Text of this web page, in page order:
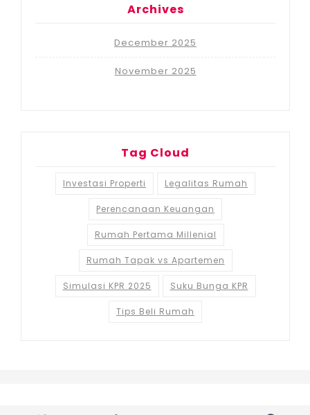
Archives
December 2025
November 2025
Tag Cloud
Investasi Properti Legalitas Rumah
Perencanaan Keuangan
Rumah Pertama Millenial
Rumah Tapak vs Apartemen
Simulasi KPR 2025 Suku Bunga KPR
Tips Beli Rumah